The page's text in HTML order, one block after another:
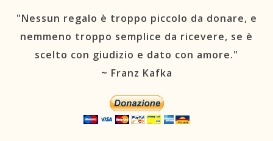
"Nessun regalo è troppo piccolo da donare, e
nemmeno troppo semplice da ricevere, se è
scelto con giudizio e dato con amore."
~ Franz Kafka